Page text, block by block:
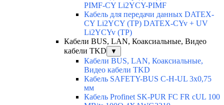
PIMF-CY Li2YCY-PIMF
Кабель для передачи данных DATEX-
CY Li2YCY (TP) DATEX-CYv + UV
Li2YCYv (TP)
Кабели BUS, LAN, Коаксиальные, Видео
кабели TKD
▼
Кабели BUS, LAN, Коаксиальные,
Видео кабели TKD
Кабель SAFETY-BUS C-H-UL 3x0,75
мм
Кабель Profinet SK-PUR FC FR cUL 100